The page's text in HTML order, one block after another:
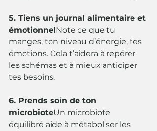
5. Tiens un journal alimentaire et
émotionnelNote ce que tu
manges, ton niveau d’énergie, tes
émotions. Cela t’aidera à repérer
les schémas et à mieux anticiper
tes besoins.
6. Prends soin de ton
microbioteUn microbiote
équilibré aide à métaboliser les